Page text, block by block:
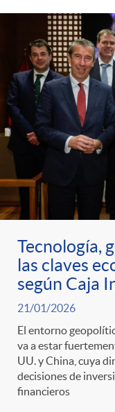
Tecnología,
las claves
según Caja
21/01/2026
El entorno
va a estar
UU. y China, cuya
decisiones de
financieros